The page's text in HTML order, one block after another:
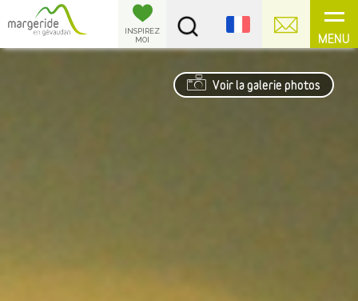
MENU
INSPIREZ
MOI
Voir la galerie photos
Panneau de gestion des cookies